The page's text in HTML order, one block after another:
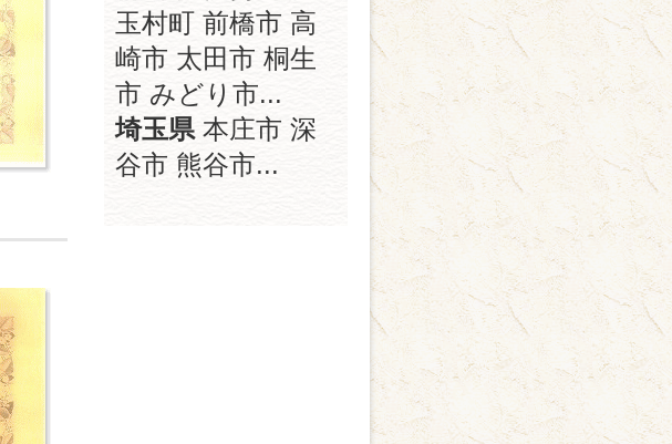
玉村町 前橋市 高
崎市 太田市 桐生
市 みどり市...
埼玉県本庄市 深
谷市 熊谷市...